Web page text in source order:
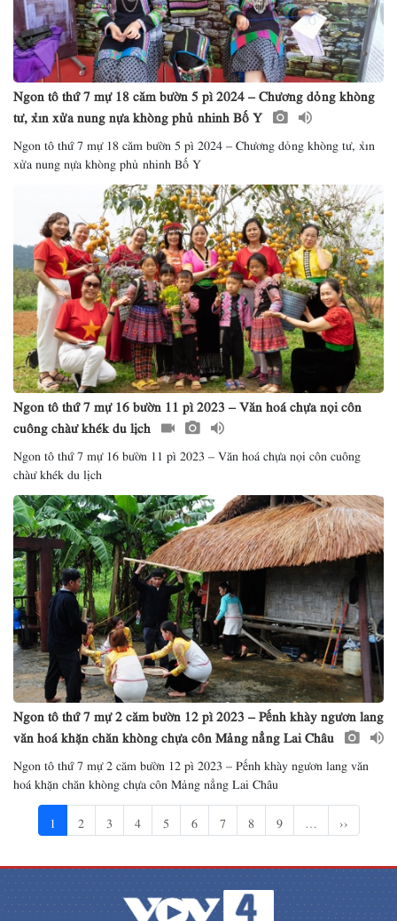
Ngon tô thứ 7 mự 18 căm bườn 5 pì 2024 – Chương dỏng khòng
tư, xỉn xửa nung nựa khòng phủ nhinh Bố Y
Ngon tô thứ 7 mự 18 căm bườn 5 pì 2024 – Chương dỏng khòng tư, xỉn
xửa nung nựa khòng phủ nhinh Bố Y
Ngon tô thứ 7 mự 16 bườn 11 pì 2023 – Văn hoá chựa nọi côn
cuông chàư khék du lịch
Ngon tô thứ 7 mự 16 bườn 11 pì 2023 – Văn hoá chựa nọi côn cuông
chàư khék du lịch
Ngon tô thứ 7 mự 2 căm bườn 12 pì 2023 – Pếnh khày ngươn lang
văn hoá khặn chăn khòng chựa côn Mảng nẳng Lai Châu
Ngon tô thứ 7 mự 2 căm bườn 12 pì 2023 – Pếnh khày ngươn lang văn
hoá khặn chăn khòng chựa côn Mảng nẳng Lai Châu
1
2 3 4 5 6 7 8 9 ››